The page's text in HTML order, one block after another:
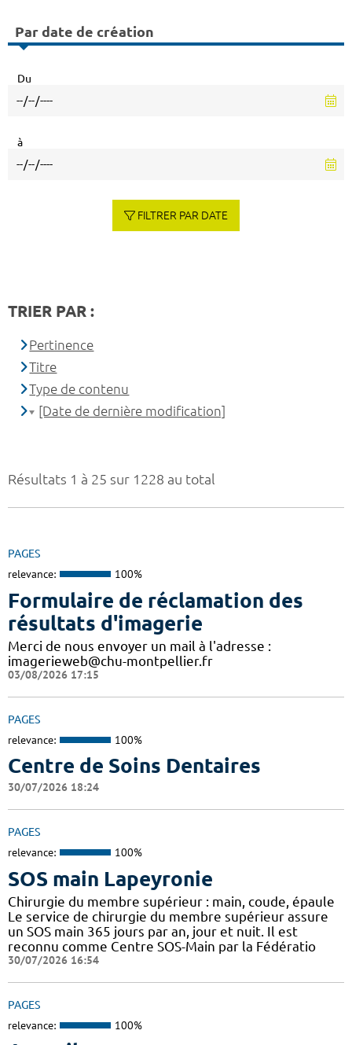
Résultats 1 à 25 sur 1228 au total
PAGES
relevance: 100%
Formulaire de réclamation des
résultats d'imagerie
Merci de nous envoyer un mail à l'adresse :
imagerieweb@chu-montpellier.fr
03/08/2026 17:15
PAGES
relevance: 100%
Centre de Soins Dentaires
30/07/2026 18:24
PAGES
relevance: 100%
SOS main Lapeyronie
Chirurgie du membre supérieur : main, coude, épaule
Le service de chirurgie du membre supérieur assure
un SOS main 365 jours par an, jour et nuit. Il est
reconnu comme Centre SOS-Main par la Fédératio
30/07/2026 16:54
PAGES
relevance: 100%
Par date de création
Du
à
FILTRER PAR DATE
TRIER PAR :
Pertinence
Titre
Type de contenu
[Date de dernière modification]